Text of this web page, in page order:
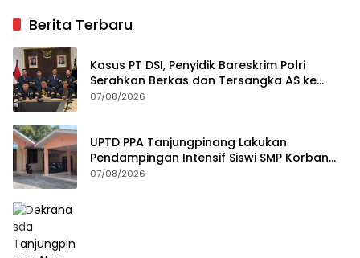
Berita Terbaru
Kasus PT DSI, Penyidik Bareskrim Polri
Serahkan Berkas dan Tersangka AS ke
Kejari Depok
07/08/2026
UPTD PPA Tanjungpinang Lakukan
Pendampingan Intensif Siswi SMP Korban
Asusila
07/08/2026